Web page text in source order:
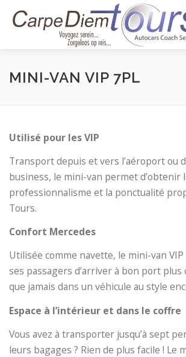
Aller
HISTORIQUE NOS VOYAGES
DEVIS & CONTACT
MINI-VAN VIP 7PL
Utilisé pour les VIP
Transport depuis et vers l’aéroport ou
business, le mini-van permet d’obtenir
professionnalisme et la ponctualité
Tours.
Confort Mercedes
Utilisée comme navette, le mini-van
ses passagers d’arriver à bon port
que jamais dans un véhicule au style
Espace à l’intérieur et dans le coffre
Vous avez à transporter jusqu’à sept
leurs bagages ? Rien de plus facile ! Le